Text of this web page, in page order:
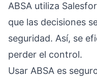
ABSA utiliza
que las decisiones
seguridad. Así, se
perder el control.
Usar ABSA es